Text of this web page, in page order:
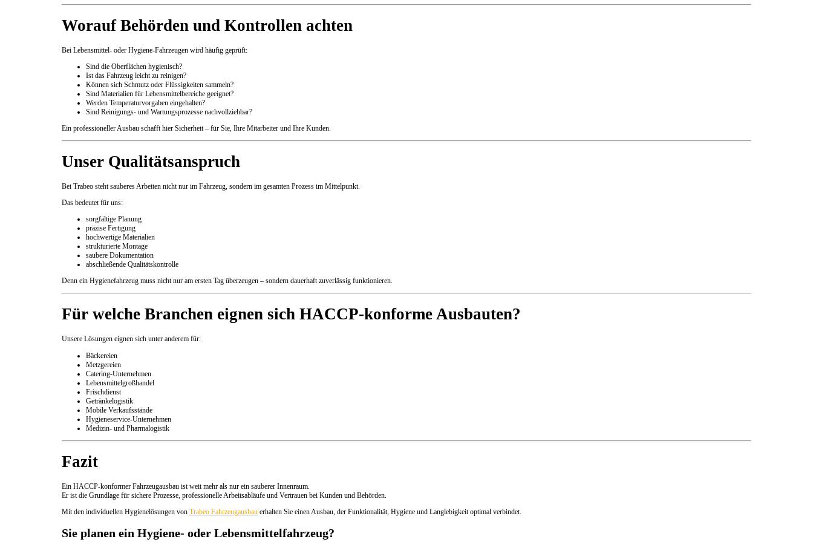
Worauf Behörden und Kontrollen achten
Bei Lebensmittel- oder Hygiene-Fahrzeugen wird häufig geprüft:
Sind die Oberflächen hygienisch?
Ist das Fahrzeug leicht zu reinigen?
Können sich Schmutz oder Flüssigkeiten sammeln?
Sind Materialien für Lebensmittelbereiche geeignet?
Werden Temperaturvorgaben eingehalten?
Sind Reinigungs- und Wartungsprozesse nachvollziehbar?
Ein professioneller Ausbau schafft hier Sicherheit – für Sie, Ihre Mitarbeiter und Ihre Kunden.
Unser Qualitätsanspruch
Bei Trabeo steht sauberes Arbeiten nicht nur im Fahrzeug, sondern im gesamten Prozess im Mittelpunkt.
Das bedeutet für uns:
sorgfältige Planung
präzise Fertigung
hochwertige Materialien
strukturierte Montage
saubere Dokumentation
abschließende Qualitätskontrolle
Denn ein Hygienefahrzeug muss nicht nur am ersten Tag überzeugen – sondern dauerhaft zuverlässig funktionieren.
Für welche Branchen eignen sich HACCP-konforme Ausbauten?
Unsere Lösungen eignen sich unter anderem für:
Bäckereien
Metzgereien
Catering-Unternehmen
Lebensmittelgroßhandel
Frischdienst
Getränkelogistik
Mobile Verkaufsstände
Hygieneservice-Unternehmen
Medizin- und Pharmalogistik
Fazit
Ein HACCP-konformer Fahrzeugausbau ist weit mehr als nur ein sauberer Innenraum.
Er ist die Grundlage für sichere Prozesse, professionelle Arbeitsabläufe und Vertrauen bei Kunden und Behörden.
Mit den individuellen Hygienelösungen von Trabeo Fahrzeugausbau erhalten Sie einen Ausbau, der Funktionalität, Hygiene und Langlebigkeit optimal verbindet.
Sie planen ein Hygiene- oder Lebensmittelfahrzeug?